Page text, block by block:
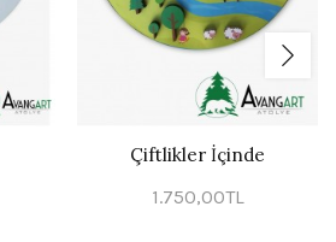
Çiftlikler İçinde
1.750,00TL